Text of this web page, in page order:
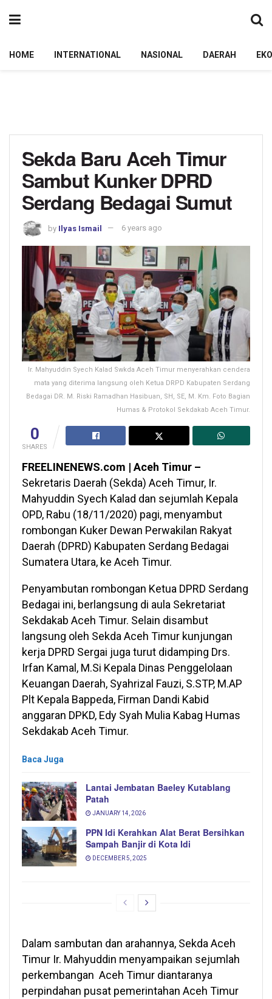
HOME INTERNATIONAL NASIONAL DAERAH
Sekda Baru Aceh Timur
Sambut Kunker DPRD
Serdang Bedagai Sumut
by Ilyas Ismail 6 years ago
Ir. Mahyuddin Syech Kalad Swkda Aceh Timur menyerahkan cendera
mata yang diterima langsung oleh Ketua DRPD Kabupaten Serdang
Bedagai DR. M. Riski Ramadhan Hasibuan, SH, SE, M. Km. Foto Bagian
Humas & Protokol Sekdakab Aceh Timur.
0
SHARES
FREELINENEWS.com | Aceh Timur –
Sekretaris Daerah (Sekda) Aceh Timur, Ir.
Mahyuddin Syech Kalad dan sejumlah Kepala
OPD, Rabu (18/11/2020) pagi, menyambut
rombongan Kuker Dewan Perwakilan Rakyat
Daerah (DPRD) Kabupaten Serdang Bedagai
Sumatera Utara, ke Aceh Timur.
Penyambutan rombongan Ketua DPRD Serdang
Bedagai ini, berlangsung di aula Sekretariat
Sekdakab Aceh Timur. Selain disambut
langsung oleh Sekda Aceh Timur kunjungan
kerja DPRD Sergai juga turut didamping Drs.
Irfan Kamal, M.Si Kepala Dinas Penggelolaan
Keuangan Daerah, Syahrizal Fauzi, S.STP, M.AP
Plt Kepala Bappeda, Firman Dandi Kabid
anggaran DPKD, Edy Syah Mulia Kabag Humas
Sekdakab Aceh Timur.
Baca Juga
Lantai Jembatan Baeley Kutablang
Patah
JANUARY 14, 2026
PPN Idi Kerahkan Alat Berat Bersihkan
Sampah Banjir di Kota Idi
DECEMBER 5, 2025
Dalam sambutan dan arahannya, Sekda Aceh
Timur Ir. Mahyuddin menyampaikan sejumlah
perkembangan Aceh Timur diantaranya
perpindahan pusat pemerintahan Aceh Timur